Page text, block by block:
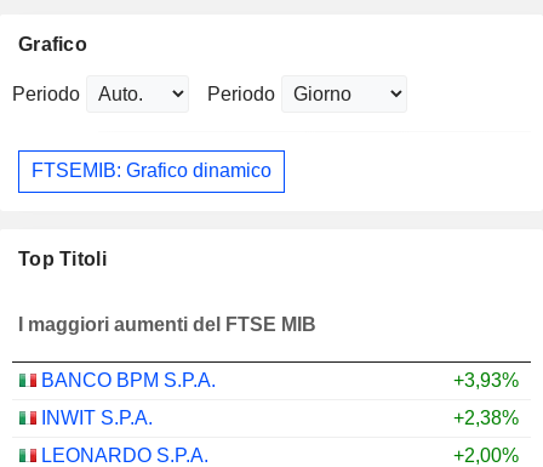
Grafico
Periodo Periodo
FTSEMIB: Grafico dinamico
Top Titoli
I maggiori aumenti del FTSE MIB
BANCO BPM S.P.A.
+3,93%
INWIT S.P.A.
+2,38%
LEONARDO S.P.A.
+2,00%